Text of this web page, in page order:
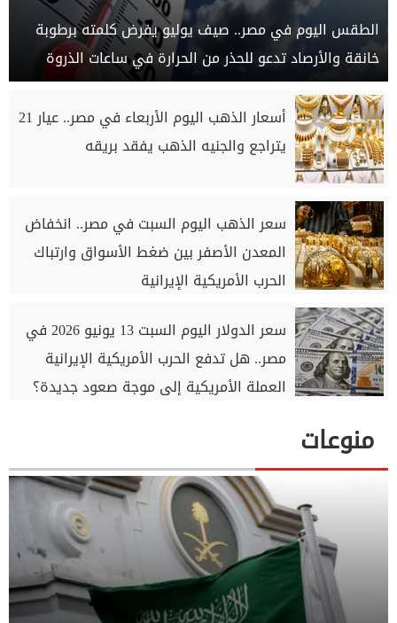
الطقس اليوم في مصر.. صيف يوليو يفرض كلمته برطوبة
خانقة والأرصاد تدعو للحذر من الحرارة في ساعات الذروة
أسعار الذهب اليوم الأربعاء في مصر.. عيار 21
يتراجع والجنيه الذهب يفقد بريقه
سعر الذهب اليوم السبت في مصر.. انخفاض
المعدن الأصفر بين ضغط الأسواق وارتباك
الحرب الأمريكية الإيرانية
سعر الدولار اليوم السبت 13 يونيو 2026 في
مصر.. هل تدفع الحرب الأمريكية الإيرانية
العملة الأمريكية إلى موجة صعود جديدة؟
منوعات